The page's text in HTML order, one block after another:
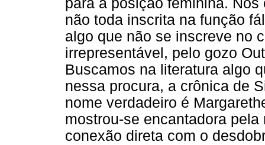
para a posição feminina.
não toda inscrita na função
algo que não se inscreve no
irrepresentável, pelo gozo
Buscamos na literatura algo
nessa procura, a crônica de
nome verdadeiro é
mostrou-se encantadora
conexão direta com o